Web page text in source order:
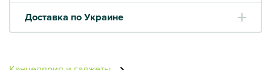
Доставка по Украине